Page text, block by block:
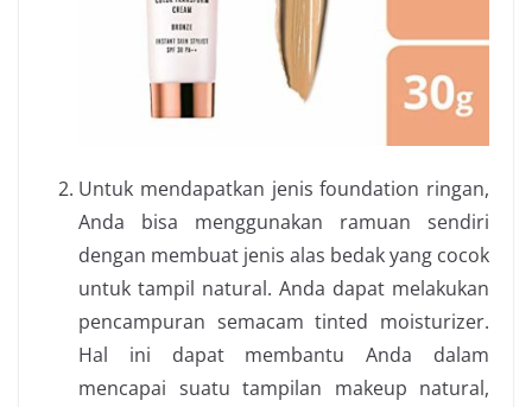
Untuk mendapatkan jenis foundation ringan,
Anda bisa menggunakan ramuan sendiri
dengan membuat jenis alas bedak yang cocok
untuk tampil natural. Anda dapat melakukan
pencampuran semacam tinted moisturizer.
Hal ini dapat membantu Anda dalam
mencapai suatu tampilan makeup natural,